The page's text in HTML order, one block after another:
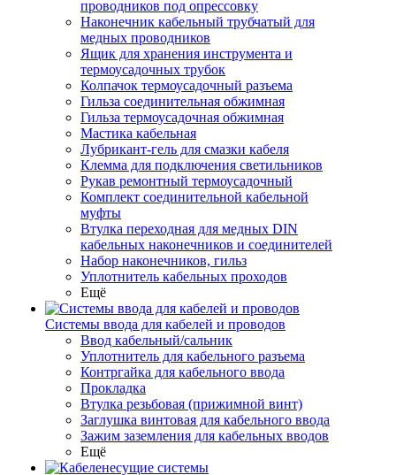
проводников под опрессовку
Наконечник кабельный трубчатый для
медных проводников
Ящик для хранения инструмента и
термоусадочных трубок
Колпачок термоусадочный разъема
Гильза соединительная обжимная
Гильза термоусадочная обжимная
Мастика кабельная
Лубрикант-гель для смазки кабеля
Клемма для подключения светильников
Рукав ремонтный термоусадочный
Комплект соединительной кабельной
муфты
Втулка переходная для медных DIN
кабельных наконечников и соединителей
Набор наконечников, гильз
Уплотнитель кабельных проходов
Ещё
Системы ввода для кабелей и проводов
Ввод кабельный/сальник
Уплотнитель для кабельного разъема
Контргайка для кабельного ввода
Прокладка
Втулка резьбовая (прижимной винт)
Заглушка винтовая для кабельного ввода
Зажим заземления для кабельных вводов
Ещё